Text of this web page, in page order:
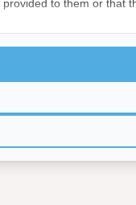
to them or that